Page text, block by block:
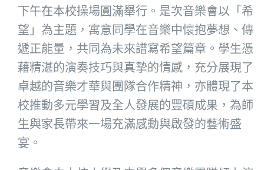
下午在本校操場圓滿舉行。是次音樂會以「希
望」為主題，寓意同學在音樂中懷抱夢想、傳
遞正能量，共同為未來譜寫希望篇章。學生憑
藉精湛的演奏技巧與真摯的情感，充分展現了
卓越的音樂才華與團隊合作精神，亦體現了本
校推動多元學習及全人發展的豐碩成果，為師
生與家長帶來一場充滿感動與啟發的藝術盛
宴。